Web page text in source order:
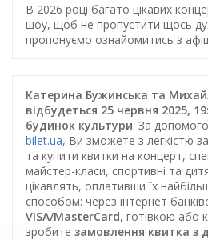
В 2026 році багато цікавих
шоу, щоб не пропустити щось
пропонуємо ознайомитись з
Катерина Бужинська та
відбудеться 25 червня 2025,
будинок культури. За
bilet.ua, Ви зможете з легкістю
та купити квитки на концерт,
майстер-класи, спортивні та
цікавлять, оплативши їх
способом: через інтернет
VISA/MasterCard, готівкою або
зробите замовлення квитка з